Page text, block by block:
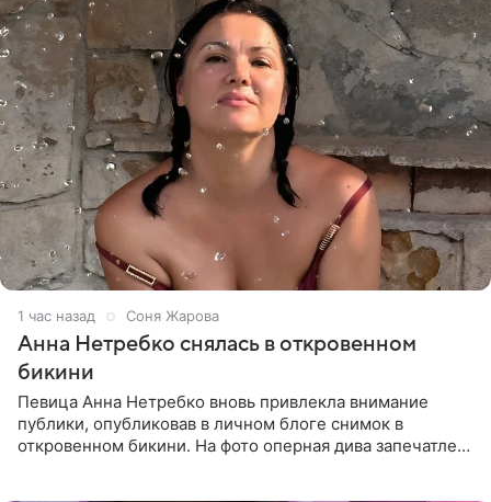
1 час назад Соня Жарова
Анна Нетребко снялась в откровенном
бикини
Певица Анна Нетребко вновь привлекла внимание
публики, опубликовав в личном блоге снимок в
откровенном бикини. На фото оперная дива запечатлена